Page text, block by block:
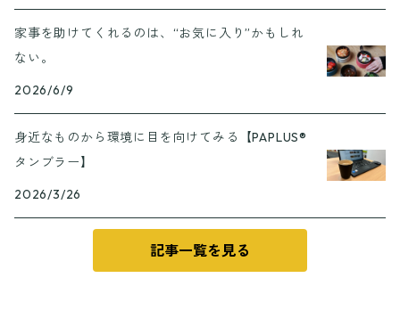
家事を助けてくれるのは、“お気に入り”かもしれ
ない。
2026/6/9
身近なものから環境に目を向けてみる【PAPLUS®
タンブラー】
2026/3/26
記事一覧を見る